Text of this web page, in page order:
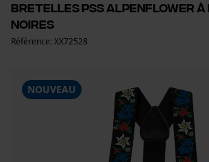
NOUVEAU
Bretelles PSS Alpenflower à
noires
Référence: XX72528